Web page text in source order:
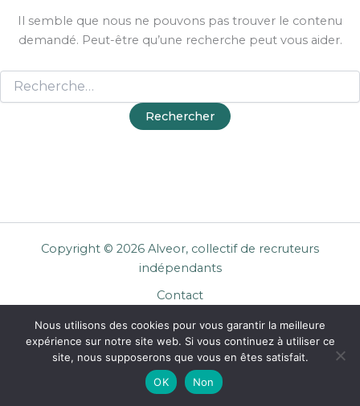
Il semble que nous ne pouvons pas trouver le contenu
demandé. Peut-être qu’une recherche peut vous aider.
Copyright © 2026 Alveor, collectif de recruteurs
indépendants
Contact
Mentions légales
Confidentialité
CGU Entreprises
Nous utilisons des cookies pour vous garantir la meilleure
expérience sur notre site web. Si vous continuez à utiliser ce
site, nous supposerons que vous en êtes satisfait.
OK
Non